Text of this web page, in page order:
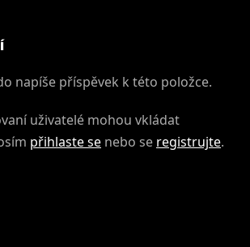
napíše příspěvek k této položce.
uživatelé mohou vkládat
přihlaste se nebo se registrujte.